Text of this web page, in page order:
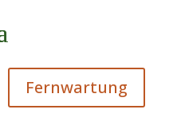
Fernwartung